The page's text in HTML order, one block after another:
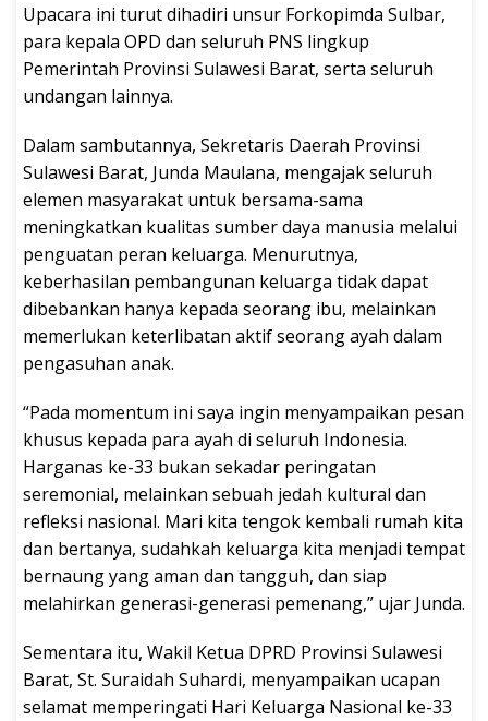
Upacara ini turut dihadiri unsur Forkopimda Sulbar,
para kepala OPD dan seluruh PNS lingkup
Pemerintah Provinsi Sulawesi Barat, serta seluruh
undangan lainnya.
Dalam sambutannya, Sekretaris Daerah Provinsi
Sulawesi Barat, Junda Maulana, mengajak seluruh
elemen masyarakat untuk bersama-sama
meningkatkan kualitas sumber daya manusia melalui
penguatan peran keluarga. Menurutnya,
keberhasilan pembangunan keluarga tidak dapat
dibebankan hanya kepada seorang ibu, melainkan
memerlukan keterlibatan aktif seorang ayah dalam
pengasuhan anak.
“Pada momentum ini saya ingin menyampaikan pesan
khusus kepada para ayah di seluruh Indonesia.
Harganas ke-33 bukan sekadar peringatan
seremonial, melainkan sebuah jedah kultural dan
refleksi nasional. Mari kita tengok kembali rumah kita
dan bertanya, sudahkah keluarga kita menjadi tempat
bernaung yang aman dan tangguh, dan siap
melahirkan generasi-generasi pemenang,” ujar Junda.
Sementara itu, Wakil Ketua DPRD Provinsi Sulawesi
Barat, St. Suraidah Suhardi, menyampaikan ucapan
selamat memperingati Hari Keluarga Nasional ke-33